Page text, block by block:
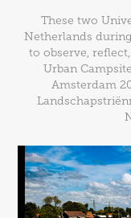
These two
Netherlands
to observe,
Urban
Amsterdam